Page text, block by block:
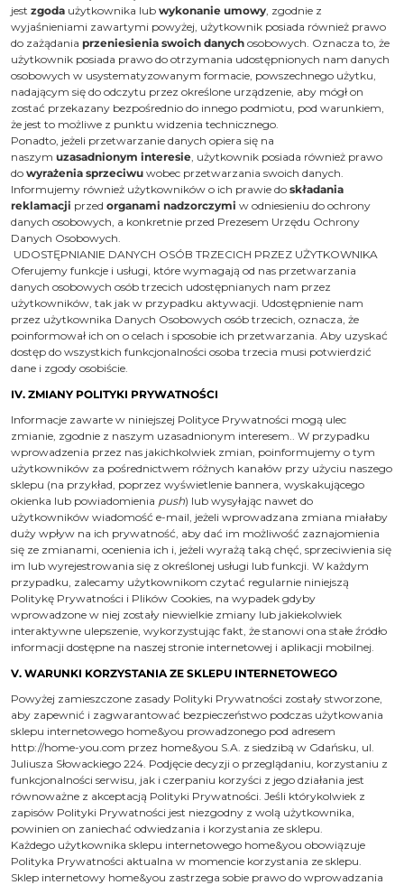
jest zgoda użytkownika lub wykonanie umowy , zgodnie z
wyjaśnieniami zawartymi powyżej, użytkownik posiada również prawo
do zażądania przeniesienia swoich danych osobowych. Oznacza to, że
użytkownik posiada prawo do otrzymania udostępnionych nam danych
osobowych w usystematyzowanym formacie, powszechnego użytku,
nadającym się do odczytu przez określone urządzenie, aby mógł on
zostać przekazany bezpośrednio do innego podmiotu, pod warunkiem,
że jest to możliwe z punktu widzenia technicznego.
Ponadto, jeżeli przetwarzanie danych opiera się na
naszym uzasadnionym interesie , użytkownik posiada również prawo
do wyrażenia sprzeciwu wobec przetwarzania swoich danych.
Informujemy również użytkowników o ich prawie do składania
reklamacji przed organami nadzorczymi w odniesieniu do ochrony
danych osobowych, a konkretnie przed Prezesem Urzędu Ochrony
Danych Osobowych.
UDOSTĘPNIANIE DANYCH OSÓB TRZECICH PRZEZ UŻYTKOWNIKA
Oferujemy funkcje i usługi, które wymagają od nas przetwarzania
danych osobowych osób trzecich udostępnianych nam przez
użytkowników, tak jak w przypadku aktywacji. Udostępnienie nam
przez użytkownika Danych Osobowych osób trzecich, oznacza, że
poinformował ich on o celach i sposobie ich przetwarzania. Aby uzyskać
dostęp do wszystkich funkcjonalności osoba trzecia musi potwierdzić
dane i zgody osobiście.
IV. ZMIANY POLITYKI PRYWATNOŚCI
Informacje zawarte w niniejszej Polityce Prywatności mogą ulec
zmianie, zgodnie z naszym uzasadnionym interesem.. W przypadku
wprowadzenia przez nas jakichkolwiek zmian, poinformujemy o tym
użytkowników za pośrednictwem różnych kanałów przy użyciu naszego
sklepu (na przykład, poprzez wyświetlenie bannera, wyskakującego
okienka lub powiadomienia push) lub wysyłając nawet do
użytkowników wiadomość e-mail, jeżeli wprowadzana zmiana miałaby
duży wpływ na ich prywatność, aby dać im możliwość zaznajomienia
się ze zmianami, ocenienia ich i, jeżeli wyrażą taką chęć, sprzeciwienia się
im lub wyrejestrowania się z określonej usługi lub funkcji. W każdym
przypadku, zalecamy użytkownikom czytać regularnie niniejszą
Politykę Prywatności i Plików Cookies, na wypadek gdyby
wprowadzone w niej zostały niewielkie zmiany lub jakiekolwiek
interaktywne ulepszenie, wykorzystując fakt, że stanowi ona stałe źródło
informacji dostępne na naszej stronie internetowej i aplikacji mobilnej.
V. WARUNKI KORZYSTANIA ZE SKLEPU INTERNETOWEGO
Powyżej zamieszczone zasady Polityki Prywatności zostały stworzone,
aby zapewnić i zagwarantować bezpieczeństwo podczas użytkowania
sklepu internetowego home&you prowadzonego pod adresem
http://home-you.com przez home&you S.A. z siedzibą w Gdańsku, ul.
Juliusza Słowackiego 224. Podjęcie decyzji o przeglądaniu, korzystaniu z
funkcjonalności serwisu, jak i czerpaniu korzyści z jego działania jest
równoważne z akceptacją Polityki Prywatności. Jeśli którykolwiek z
zapisów Polityki Prywatności jest niezgodny z wolą użytkownika,
powinien on zaniechać odwiedzania i korzystania ze sklepu.
Każdego użytkownika sklepu internetowego home&you obowiązuje
Polityka Prywatności aktualna w momencie korzystania ze sklepu.
Sklep internetowy home&you zastrzega sobie prawo do wprowadzania